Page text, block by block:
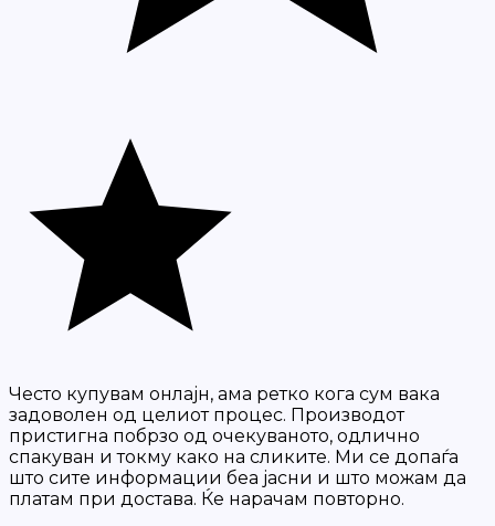
Често купувам онлајн, ама ретко кога сум вака
задоволен од целиот процес. Производот
пристигна побрзо од очекуваното, одлично
спакуван и токму како на сликите. Ми се допаѓа
што сите информации беа јасни и што можам да
платам при достава. Ќе нарачам повторно.